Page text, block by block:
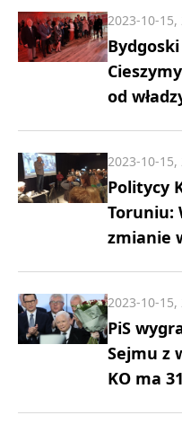
od
2023-10-15,
Politycy
Toruniu:
zmianie
2023-10-15,
PiS
Sejmu z
KO ma
2023-10-15,